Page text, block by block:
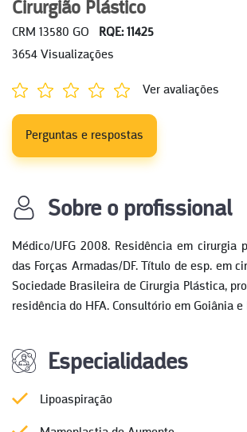
Cirurgião Plástico
CRM 13580 GO
RQE: 11425
3654 Visualizações
Ver avaliações
Perguntas e respostas
Sobre o profissional
Médico/UFG 2008. Residência em cirurgia
das Forças Armadas/DF. Título de esp. em
Sociedade Brasileira de Cirurgia Plástica,
residência do HFA. Consultório em Goiânia
Especialidades
Lipoaspiração